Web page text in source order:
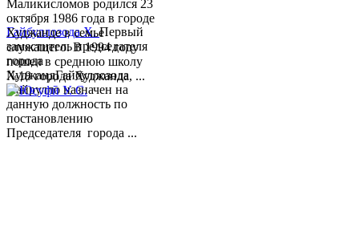
Гайбуллозода Х.Первый
заместитель председателя
города
ХуджандГайбуллозода
Хайрулло назначен на
данную должность по
постановлению
Председателя города ...
Маликисломов родился 23
октября 1986 года в городе
Худжанде в семье
служащего. В 1994 году
пошел в среднюю школу
№18 города Худжанда, ...